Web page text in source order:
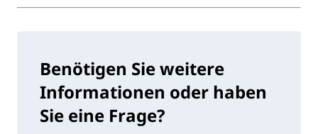
Benötigen Sie weitere
Informationen oder haben
Sie eine Frage?